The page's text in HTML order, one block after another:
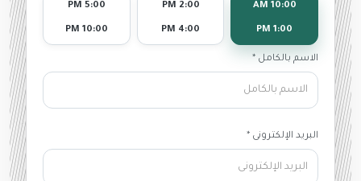
10:00 AM
1:00 PM
2:00 PM
4:00 PM
5:00 PM
10:00 PM
الاسم بالكامل *
البريد الإلكترونى *